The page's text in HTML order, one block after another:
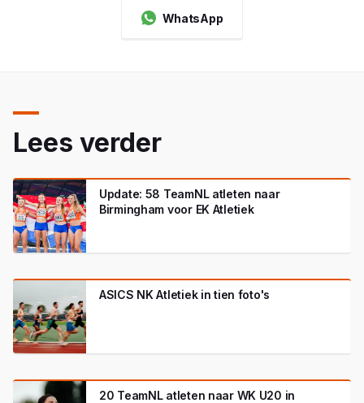
WhatsApp
Lees verder
Update: 58 TeamNL atleten naar
Birmingham voor EK Atletiek
ASICS NK Atletiek in tien foto's
20 TeamNL atleten naar WK U20 in